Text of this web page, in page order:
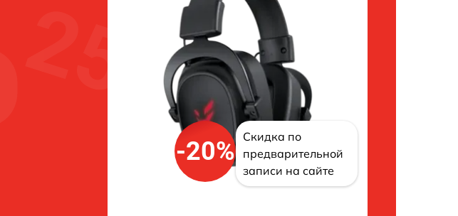
-20%
Скидка по
предварительной
записи на сайте